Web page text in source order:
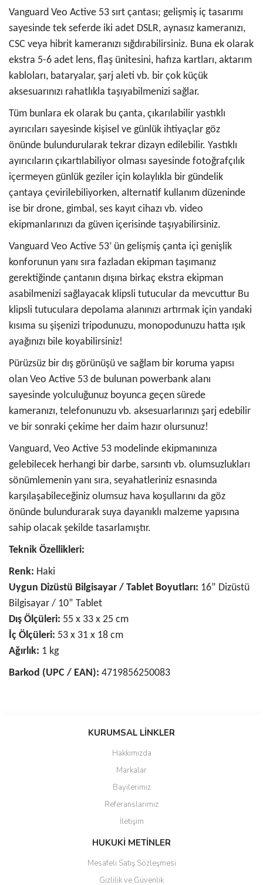
Vanguard Veo Active 53 sırt çantası; gelişmiş iç tasarımı
sayesinde tek seferde iki adet DSLR, aynasız kameranızı,
CSC veya hibrit kameranızı sığdırabilirsiniz. Buna ek olarak
ekstra 5-6 adet lens, flaş ünitesini, hafıza kartları, aktarım
kabloları, bataryalar, şarj aleti vb. bir çok küçük
aksesuarınızı rahatlıkla taşıyabilmenizi sağlar.
Tüm bunlara ek olarak bu çanta, çıkarılabilir yastıklı
ayırıcıları sayesinde kişisel ve günlük ihtiyaçlar göz
önünde bulundurularak tekrar dizayn edilebilir. Yastıklı
ayırıcıların çıkartılabiliyor olması sayesinde fotoğrafçılık
içermeyen günlük geziler için kolaylıkla bir gündelik
çantaya çevirilebiliyorken, alternatif kullanım düzeninde
ise bir drone, gimbal, ses kayıt cihazı vb. video
ekipmanlarınızı da güven içerisinde taşıyabilirsiniz.
Vanguard Veo Active 53’ ün gelişmiş çanta içi genişlik
konforunun yanı sıra fazladan ekipman taşımanız
gerektiğinde çantanın dışına birkaç ekstra ekipman
asabilmenizi sağlayacak klipsli tutucular da mevcuttur Bu
klipsli tutuculara depolama alanınızı artırmak için yandaki
kısıma su şişenizi tripodunuzu, monopodunuzu hatta ışık
ayağınızı bile koyabilirsiniz!
Pürüzsüz bir dış görünüşü ve sağlam bir koruma yapısı
olan Veo Active 53 de bulunan powerbank alanı
sayesinde yolculuğunuz boyunca geçen sürede
kameranızı, telefonunuzu vb. aksesuarlarınızı şarj edebilir
ve bir sonraki çekime her daim hazır olursunuz!
Vanguard, Veo Active 53 modelinde ekipmanınıza
gelebilecek herhangi bir darbe, sarsıntı vb. olumsuzlukları
sönümlemenin yanı sıra, seyahatleriniz esnasında
karşılaşabileceğiniz olumsuz hava koşullarını da göz
önünde bulundurarak suya dayanıklı malzeme yapısına
sahip olacak şekilde tasarlamıştır.
Teknik Özellikleri:
Renk: Haki
Uygun Dizüstü Bilgisayar / Tablet Boyutları: 16” Dizüstü
Bilgisayar / 10” Tablet
Dış Ölçüleri: 55 x 33 x 25 cm
İç Ölçüleri: 53 x 31 x 18 cm
Ağırlık: 1 kg
Barkod (UPC / EAN): 4719856250083
tarafımıza iletebilirsiniz.
Ürün resmi kalitesiz, bozuk veya görüntülenemiyor.
Ürün açıklamasında eksik bilgiler bulunuyor.
Ürün bilgilerinde hatalar bulunuyor.
Ürün fiyatı diğer sitelerden daha pahalı.
Bu ürüne benzer farklı alternatifler olmalı.
KURUMSAL LİNKLER
Hakkımızda
Markalar
Bayilerimiz
Referanslarımız
İletişim
HUKUKİ METİNLER
Mesafeli Satış Sözleşmesi
Gizlilik ve Güvenlik